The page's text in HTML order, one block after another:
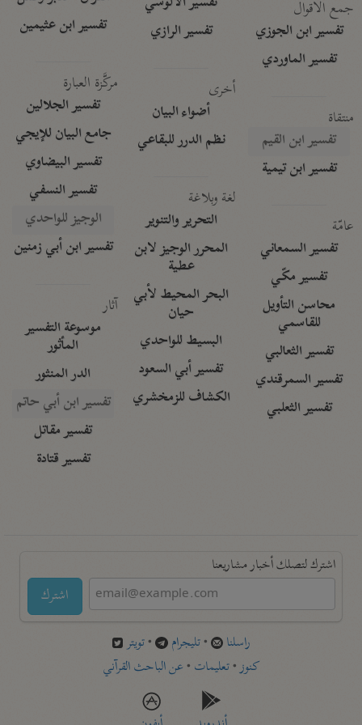
جمع الأقوال
تفسير ابن الجوزي
تفسير الماوردي
منتقاة
تفسير ابن القيم
تفسير ابن تيمية
عامّة
تفسير السمعاني
تفسير مكّي
محاسن التأويل
للقاسمي
تفسير الثعالبي
تفسير السمرقندي
تفسير الثعلبي
تفسير الرازي
أخرى
أضواء البيان
نظم الدرر للبقاعي
لغة وبلاغة
التحرير والتنوير
المحرر الوجيز لابن
عطية
البحر المحيط لأبي
حيان
البسيط للواحدي
تفسير أبي السعود
الكشاف للزمخشري
تفسير ابن عثيمين
مركَّزة العبارة
تفسير الجلالين
جامع البيان للإيجي
تفسير البيضاوي
تفسير النسفي
الوجيز للواحدي
تفسير ابن أبي زمنين
آثار
موسوعة التفسير
المأثور
الدر المنثور
تفسير ابن أبي حاتم
تفسير مقاتل
تفسير قتادة
اشترك لتصلك أخبار مشاريعنا
اشترك
راسلنا •تليجرام •تويتر
كنوز•تعليمات •عن الباحث القرآني